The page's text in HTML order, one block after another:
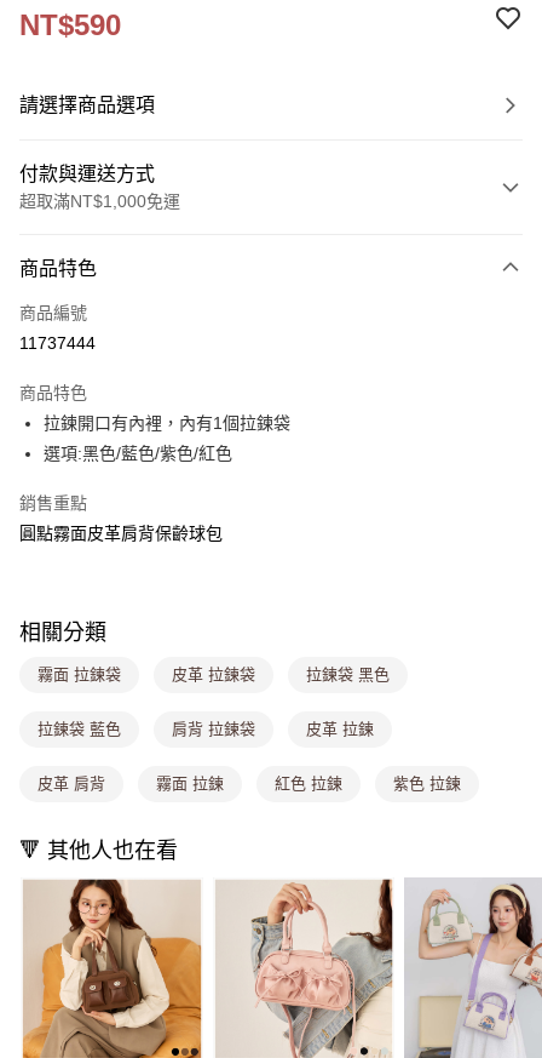
NT$590
請選擇商品選項
付款與運送方式
超取滿NT$1,000免運
信用卡一次付款
超商取貨付款
Apple Pay
街口支付
悠遊付
相關說明
1.本服務由台灣大哥大提供，台灣大哥大用戶可立即使用無須另外申請。
流程，驗證手機門號後，選擇欲分期的期數、繳款截止日，確認付款後即完
成交易。
4.訂單成立30分鐘內，如未前往確認交易或遇審核未通過，訂單將自動取
【繳款方式說明】
醒簡訊。
2.透過簡訊連結打開帳單後，可選擇「超商條碼／台灣大直營門市／銀行轉
帳／街口支付／iPASS MONEY」等通路繳費。
【注意事項】
1.本服務係由「台灣大哥大股份有限公司」（以下簡稱本公司）所提供，讓
用戶於交易時，得透過本服務購買商品或服務，並由商店將買賣／分期付款
買賣價金債權讓與本公司後，依約使用本公司帳單繳交帳款。
ATM付款
運送方式
付款後全家取貨
每筆NT$80，滿NT$1,000(含以上)免運費
萊爾富取貨付款
每筆NT$8,888，滿NT$8,888(含以上)免運費
付款後萊爾富取貨
每筆NT$8,888，滿NT$8,888(含以上)免運費
商品特色
商品編號
11737444
商品特色
拉鍊開口有內裡，內有1個拉鍊袋
選項:黑色/藍色/紫色/紅色
銷售重點
圓點霧面皮革肩背保齡球包
相關分類
霧面 拉鍊袋 皮革 拉鍊袋 拉鍊袋 黑色
拉鍊袋 藍色 肩背 拉鍊袋 皮革 拉鍊
皮革 肩背 霧面 拉鍊 紅色 拉鍊 紫色 拉鍊
🔻 其他人也在看